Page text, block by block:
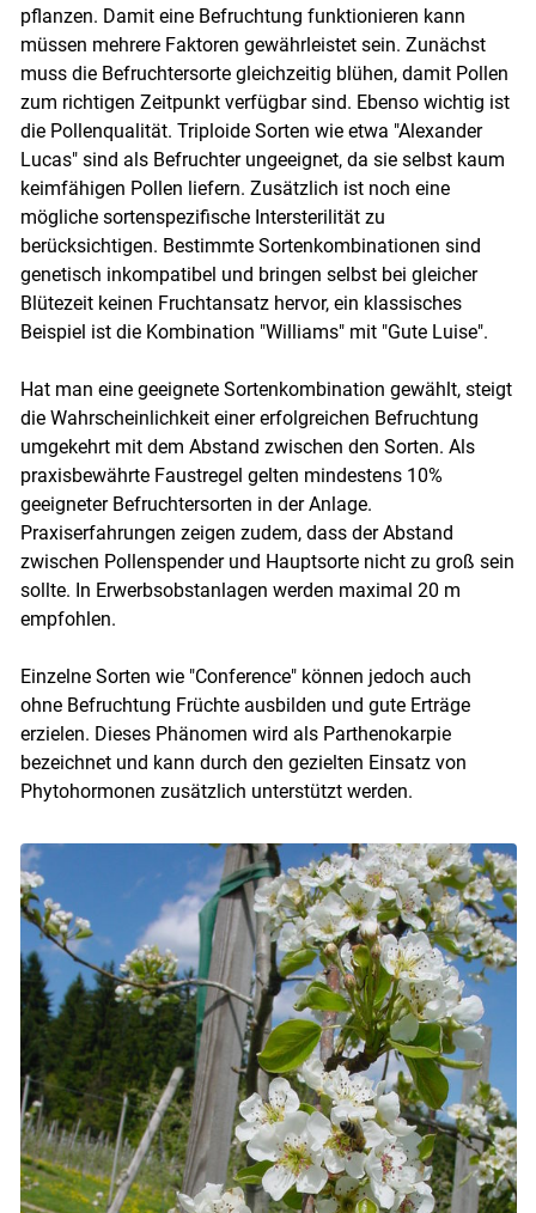
Skip to main content
pflanzen. Damit eine Befruchtung funktionieren kann
müssen mehrere Faktoren gewährleistet sein. Zunächst
muss die Befruchtersorte gleichzeitig blühen, damit Pollen
zum richtigen Zeitpunkt verfügbar sind. Ebenso wichtig ist
die Pollenqualität. Triploide Sorten wie etwa "Alexander
Lucas" sind als Befruchter ungeeignet, da sie selbst kaum
keimfähigen Pollen liefern. Zusätzlich ist noch eine
mögliche sortenspezifische Intersterilität zu
berücksichtigen. Bestimmte Sortenkombinationen sind
genetisch inkompatibel und bringen selbst bei gleicher
Blütezeit keinen Fruchtansatz hervor, ein klassisches
Beispiel ist die Kombination "Williams" mit "Gute Luise".
Hat man eine geeignete Sortenkombination gewählt, steigt
die Wahrscheinlichkeit einer erfolgreichen Befruchtung
umgekehrt mit dem Abstand zwischen den Sorten. Als
praxisbewährte Faustregel gelten mindestens 10%
geeigneter Befruchtersorten in der Anlage.
Praxiserfahrungen zeigen zudem, dass der Abstand
zwischen Pollenspender und Hauptsorte nicht zu groß sein
sollte. In Erwerbsobstanlagen werden maximal 20 m
empfohlen.
Einzelne Sorten wie "Conference" können jedoch auch
ohne Befruchtung Früchte ausbilden und gute Erträge
erzielen. Dieses Phänomen wird als Parthenokarpie
bezeichnet und kann durch den gezielten Einsatz von
Phytohormonen zusätzlich unterstützt werden.